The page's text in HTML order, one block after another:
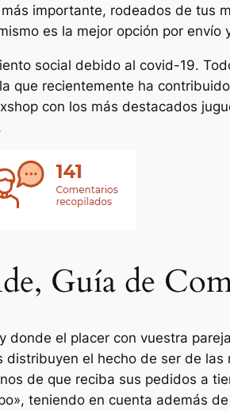
importante, rodeados de tus
es la mejor opción por envío
social debido al covid-19.
recientemente ha
con los más destacados
Guía de
el placer con vuestra
el hecho de ser de las
de que reciba sus pedidos a
teniendo en cuenta además